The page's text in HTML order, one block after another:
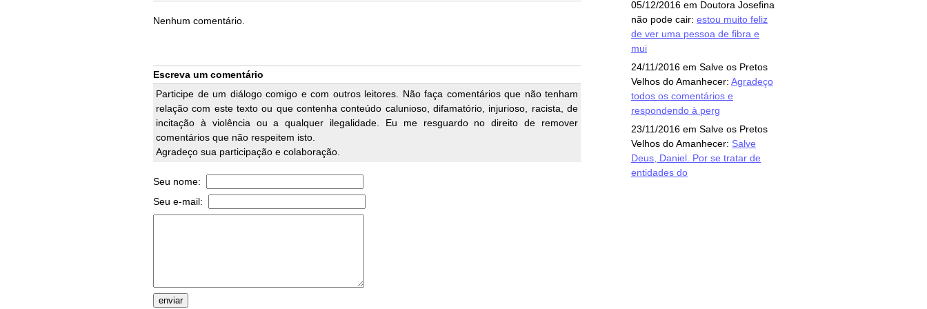
Nenhum comentário.
Escreva um comentário
Participe de um diálogo comigo e com outros leitores. Não faça comentários que não tenham
relação com este texto ou que contenha conteúdo calunioso, difamatório, injurioso, racista, de
incitação à violência ou a qualquer ilegalidade. Eu me resguardo no direito de remover
comentários que não respeitem isto.
Agradeço sua participação e colaboração.
Seu nome:
Seu e-mail:
05/12/2016 em Doutora Josefina
não pode cair: estou muito feliz
de ver uma pessoa de fibra e
mui
24/11/2016 em Salve os Pretos
Velhos do Amanhecer: Agradeço
todos os comentários e
respondendo à perg
23/11/2016 em Salve os Pretos
Velhos do Amanhecer: Salve
Deus, Daniel. Por se tratar de
entidades do